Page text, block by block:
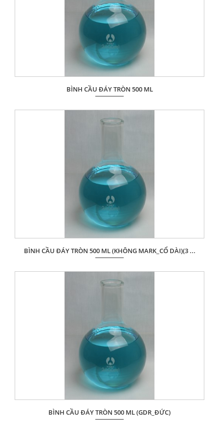
BÌNH CẦU ĐÁY TRÒN 500 ML
ĐẶT HÀNG
BÌNH CẦU ĐÁY TRÒN 500 ML (KHÔNG MARK_CỔ DÀI)(3 ...
ĐẶT HÀNG
BÌNH CẦU ĐÁY TRÒN 500 ML (GDR_ĐỨC)